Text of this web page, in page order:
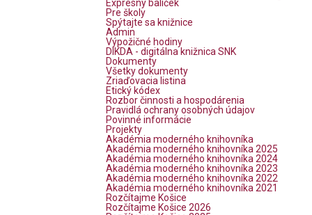
Expresný balíček
Pre školy
Spýtajte sa knižnice
Admin
Výpožičné hodiny
DIKDA - digitálna knižnica SNK
Dokumenty
Všetky dokumenty
Zriaďovacia listina
Etický kódex
Rozbor činnosti a hospodárenia
Pravidlá ochrany osobných údajov
Povinné informácie
Projekty
Akadémia moderného knihovníka
Akadémia moderného knihovníka 2025
Akadémia moderného knihovníka 2024
Akadémia moderného knihovníka 2023
Akadémia moderného knihovníka 2022
Akadémia moderného knihovníka 2021
Rozčítajme Košice
Rozčítajme Košice 2026